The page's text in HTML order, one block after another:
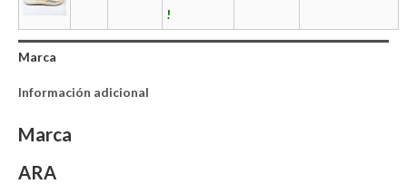
!
Marca
Información adicional
Marca
ARA